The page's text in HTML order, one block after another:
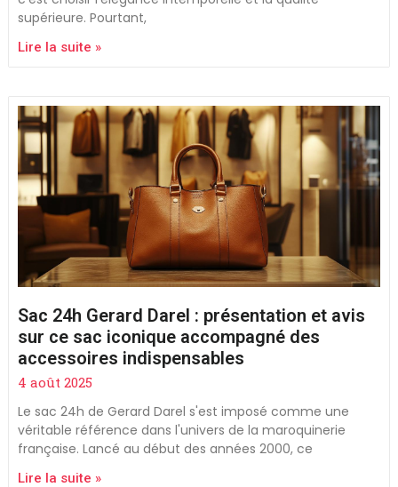
supérieure. Pourtant,
Lire la suite »
Sac 24h Gerard Darel : présentation et avis
sur ce sac iconique accompagné des
accessoires indispensables
4 août 2025
Le sac 24h de Gerard Darel s'est imposé comme une
véritable référence dans l'univers de la maroquinerie
française. Lancé au début des années 2000, ce
Lire la suite »